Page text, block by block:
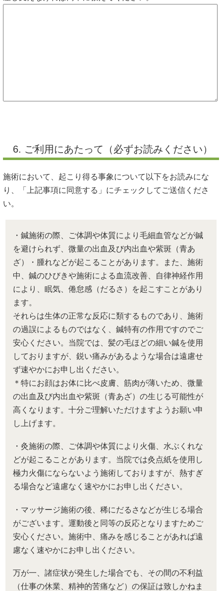
6. ご利用にあたって（必ずお読みください）
施術において、起こり得る事象について以下をお読みにな
り、「上記事項に同意する」にチェックしてご送信くださ
い。
・鍼施術の際、ご体調や体質により毛細血管などが鍼
を避けられず、微量の出血及び内出血や紫斑（青あ
ざ）・腫れなどが起こることがあります。また、施術
中、鍼のひびきや施術による血流改善、自律神経作用
により、眠気、倦怠感（だるさ）を起こすことがあり
ます。
それらは生体の正常な反応に類するものであり、施術
の過誤によるものではなく、鍼特有の作用ですのでご
安心ください。当院では、髪の毛ほどの細い鍼を使用
しておりますが、鋭い痛みがあるような場合は遠慮せ
ず速やかにお申し出ください。
＊特にお顔はお体に比べ皮膚、筋肉が薄いため、微量
の出血及び内出血や紫斑（青あざ）の生じる可能性が
高くなります。十分ご理解いただけますようお願い申
し上げます。
・灸施術の際、ご体調や体質により火傷、水ぶくれな
どが起こることがあります。当院では灸点紙を使用し
極力火傷にならないよう施術しておりますが、熱すぎ
る場合など遠慮なく速やかにお申し出ください。
・マッサージ施術の後、稀にだるさなどが生じる場合
がございます。運動後と同等の反応となりますためご
安心ください。施術中、痛みを感じることがあれば遠
慮なく速やかにお申し出ください。
万が一、諸症状が発生した場合でも、その間の不利益
（仕事の休業、精神的苦痛など）の保証は致しかねま